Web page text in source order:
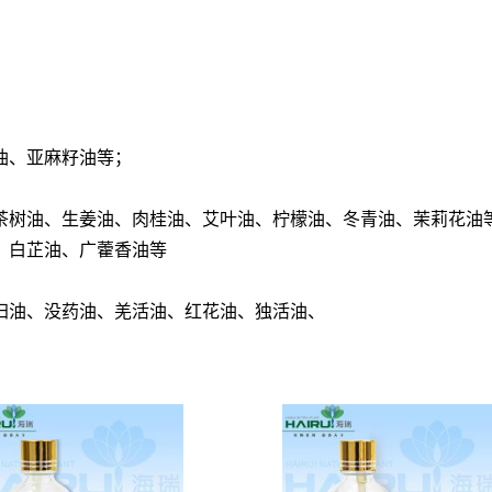
亚麻籽油等；
油、生姜油、肉桂油、艾叶油、柠檬油、冬青油、茉莉花油
白芷油、广藿香油等
、没药油、羌活油、红花油、独活油、